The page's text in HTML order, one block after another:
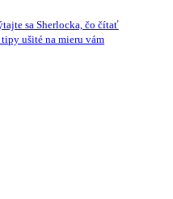
sa Sherlocka, čo čítať
ušité na mieru vám